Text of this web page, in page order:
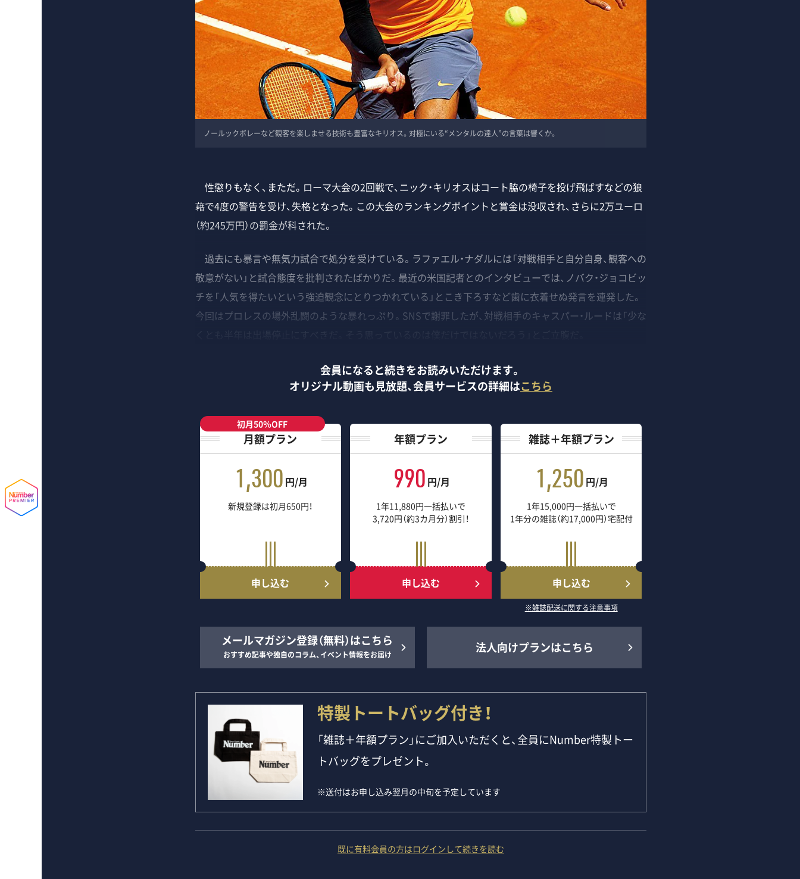
ノールックボレーなど観客を楽しませる技術も豊富なキリオス。対極にいる“メンタルの達人”の言葉は響くか。
性懲りもなく、まただ。ローマ大会の2回戦で、ニック・キリオスはコート脇の椅子を投げ飛ばすなどの狼
藉で4度の警告を受け、失格となった。この大会のランキングポイントと賞金は没収され、さらに2万ユーロ
（約245万円）の罰金が科された。
過去にも暴言や無気力試合で処分を受けている。ラファエル・ナダルには「対戦相手と自分自身、観客への
敬意がない」と試合態度を批判されたばかりだ。最近の米国記者とのインタビューでは、ノバク・ジョコビッ
チを「人気を得たいという強迫観念にとりつかれている」とこき下ろすなど歯に衣着せぬ発言を連発した。
今回はプロレスの場外乱闘のような暴れっぷり。SNSで謝罪したが、対戦相手のキャスパー・ルードは「少な
会員になると続きをお読みいただけます。
オリジナル動画も見放題、会員サービスの詳細はこちら
初月50％OFF
月額プラン
1,300 円/月
新規登録は初月650円！
申し込む
年額プラン
990 円/月
1年11,880円一括払いで
3,720円（約3カ月分）割引！
申し込む
雑誌＋年額プラン
1,250 円/月
1年15,000円一括払いで
1年分の雑誌（約17,000円）宅配付
申し込む
※雑誌配送に関する注意事項
メールマガジン登録（無料）はこちら
おすすめ記事や独自のコラム、イベント情報をお届け 法人向けプランはこちら
特製トートバッグ付き！
「雑誌＋年額プラン」にご加入いただくと、全員にNumber特製トー
トバッグをプレゼント。
※送付はお申し込み翌月の中旬を予定しています
既に有料会員の方はログインして続きを読む